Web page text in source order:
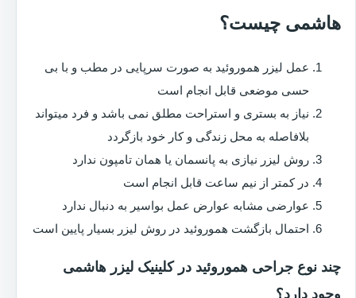
هاشمی چیست؟
عمل لیزر هموروئید به صورت سرپایی در مطب و با بی
حسی موضعی قابل انجام است
نیاز به بستری و استراحت مطلق نمی باشد و فرد میتواند
بلافاصله به محل زندگی و کار خود بازگردد
روش لیزر نیازی به پانسمان یا همان تامپون ندارد
در کمتر از نیم ساعت قابل انجام است
عوارضی مشابه عوارض عمل بواسیر به دنبال ندارد
احتمال بازگشت هموروئید در روش لیزر بسیار پایین است
چند نوع جراحی هموروئید در کلینیک لیزر هاشمی
وجود دارد؟